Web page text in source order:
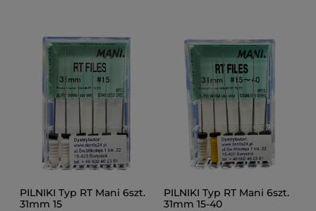
PILNIKI Typ RT Mani 6szt.
31mm 15
PILNIKI Typ RT Mani 6szt.
31mm 15-40